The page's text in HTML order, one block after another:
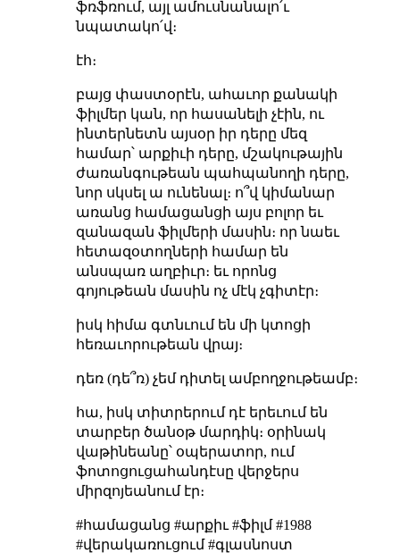
ֆռֆռում, այլ ամուսնանալո՛ւ
նպատակո՛վ։
էհ։
բայց փաստօրէն, ահաւոր քանակի
ֆիլմեր կան, որ հասանելի չէին, ու
ինտերնետն այսօր իր դերը մեզ
համար՝ արքիւի դերը, մշակութային
ժառանգութեան պահպանողի դերը,
նոր սկսել ա ունենալ։ ո՞վ կիմանար
առանց համացանցի այս բոլոր եւ
զանազան ֆիլմերի մասին։ որ նաեւ
հետազօտողների համար են
անսպառ աղբիւր։ եւ որոնց
գոյութեան մասին ոչ մէկ չգիտէր։
իսկ հիմա գտնւում են մի կտոցի
հեռաւորութեան վրայ։
դեռ (դե՞ռ) չեմ դիտել ամբողջութեամբ։
հա, իսկ տիտրերում դէ երեւում են
տարբեր ծանօթ մարդիկ։ օրինակ
վաթինեանը՝ օպերատոր, ում
ֆոտոցուցահանդէսը վերջերս
միրզոյեանում էր։
#համացանց #արքիւ #ֆիլմ #1988
#վերակառուցում #գլասնոստ